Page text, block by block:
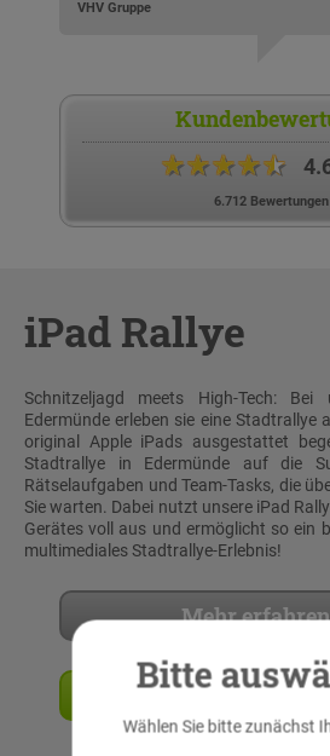
VHV Gruppe
★★★★★
6.712 Bewertungen
iPad Rallye
Schnitzeljagd meets High-Tech:
Edermünde erleben sie eine Stadtrallye
original Apple iPads ausgestattet
Stadtrallye in Edermünde auf die
Rätselaufgaben und Team-Tasks, die
Sie warten. Dabei nutzt unsere iPad
Gerätes voll aus und ermöglicht so ein
multimediales Stadtrallye-Erlebnis!
Mehr erfahren
Angebot
Bitte
Wählen Sie bitte zunächst